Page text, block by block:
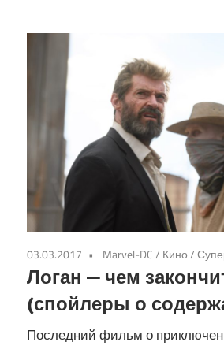
03.03.2017 Marvel-DC/ Кино/
Логан — чем
(спойлеры о
Последний фильм о